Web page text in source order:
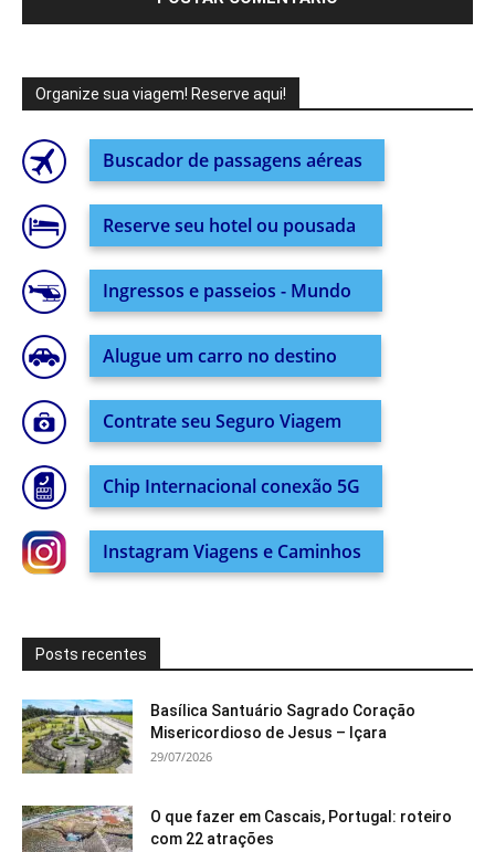
Organize sua viagem! Reserve aqui!
Buscador de passagens aéreas
Reserve seu hotel ou pousada
Ingressos e passeios - Mundo
Alugue um carro no destino
Contrate seu Seguro Viagem
Chip Internacional conexão 5G
Instagram Viagens e Caminhos
Posts recentes
Basílica Santuário Sagrado Coração
Misericordioso de Jesus – Içara
29/07/2026
O que fazer em Cascais, Portugal: roteiro
com 22 atrações